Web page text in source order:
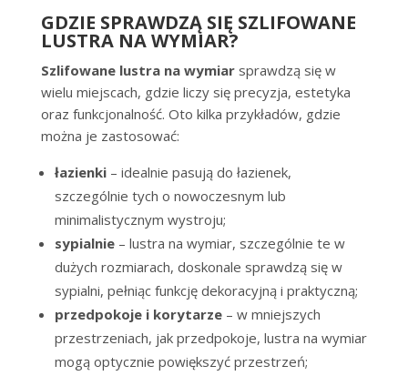
GDZIE SPRAWDZĄ SIĘ SZLIFOWANE
LUSTRA NA WYMIAR?
Szlifowane lustra na wymiarsprawdzą się w
wielu miejscach, gdzie liczy się precyzja, estetyka
oraz funkcjonalność. Oto kilka przykładów, gdzie
można je zastosować:
łazienki– idealnie pasują do łazienek,
szczególnie tych o nowoczesnym lub
minimalistycznym wystroju;
sypialnie– lustra na wymiar, szczególnie te w
dużych rozmiarach, doskonale sprawdzą się w
sypialni, pełniąc funkcję dekoracyjną i praktyczną;
przedpokoje i korytarze– w mniejszych
przestrzeniach, jak przedpokoje, lustra na wymiar
mogą optycznie powiększyć przestrzeń;